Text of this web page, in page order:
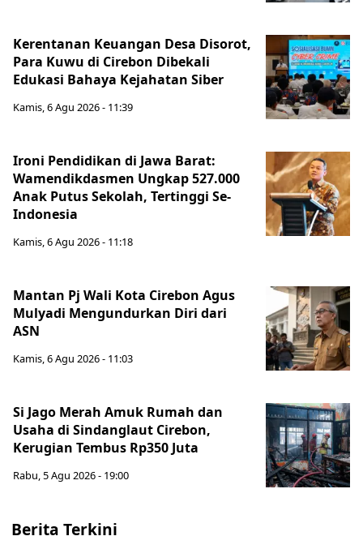
Kerentanan Keuangan Desa Disorot,
Para Kuwu di Cirebon Dibekali
Edukasi Bahaya Kejahatan Siber
Kamis, 6 Agu 2026 - 11:39
Ironi Pendidikan di Jawa Barat:
Wamendikdasmen Ungkap 527.000
Anak Putus Sekolah, Tertinggi Se-
Indonesia
Kamis, 6 Agu 2026 - 11:18
Mantan Pj Wali Kota Cirebon Agus
Mulyadi Mengundurkan Diri dari
ASN
Kamis, 6 Agu 2026 - 11:03
Si Jago Merah Amuk Rumah dan
Usaha di Sindanglaut Cirebon,
Kerugian Tembus Rp350 Juta
Rabu, 5 Agu 2026 - 19:00
Berita Terkini